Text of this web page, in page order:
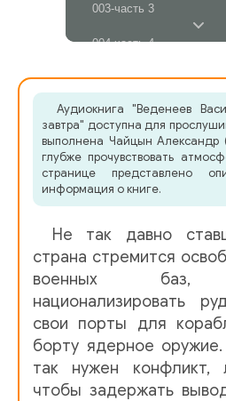
003-часть 3
004-часть 4
005-часть 5
006-часть 6
007-часть 7
008-часть 8
010-часть 10
011-часть 11
012-часть 12
013-часть 13
014-часть 14
Аудиокнига "Веденеев
завтра" доступна для
выполнена Чайцын Александр
глубже прочувствовать
странице представлено
информация о книге.
Не так давно
страна стремится
военных баз,
национализировать
свои порты для
борту ядерное
так нужен конфликт,
чтобы задержать